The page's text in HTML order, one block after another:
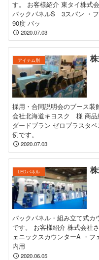
す。 お客様紹介 東タイ株式
バックパネルS 3スパン ・
90度 バッ
2020.07.03
アイテム別
採用・合同説明会のブース
会社北海道キヨスク 様 商
ダードプラン ゼロプラスタ
例です。
2020.07.03
LEDパネル
バックパネル・組み立て式
です。 お客様紹介 株式会社
ェニックスカウンターA ・
内用
2020.06.05